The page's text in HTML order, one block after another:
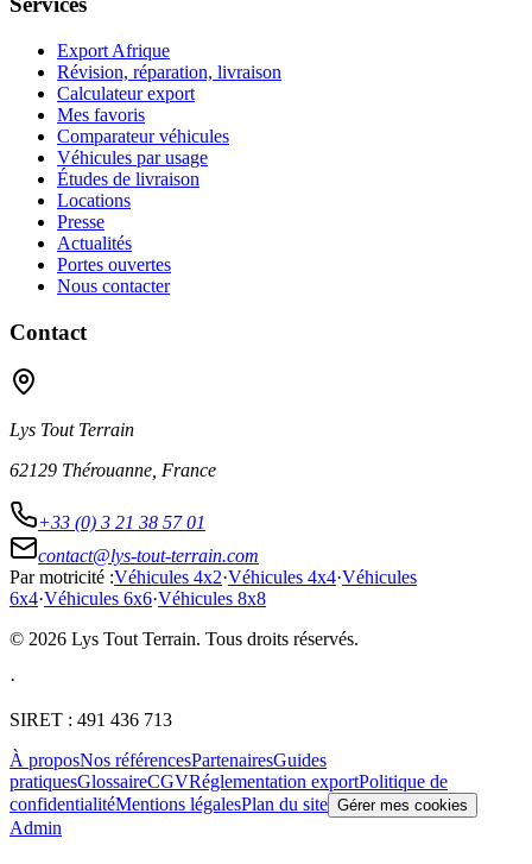
Export Afrique
Révision, réparation, livraison
Calculateur export
Mes favoris
Comparateur véhicules
Véhicules par usage
Études de livraison
Locations
Presse
Actualités
Portes ouvertes
Nous contacter
Contact
Lys Tout Terrain
62129 Thérouanne, France
+33 (0) 3 21 38 57 01
contact@lys-tout-terrain.com
Par motricité :Véhicules 4x2·Véhicules 4x4·Véhicules
6x4·Véhicules 6x6·Véhicules 8x8
© 2026 Lys Tout Terrain. Tous droits réservés.
·
SIRET : 491 436 713
À proposNos référencesPartenairesGuides
pratiquesGlossaireCGVRéglementation exportPolitique de
confidentialitéMentions légalesPlan du site Gérer mes cookies
Admin